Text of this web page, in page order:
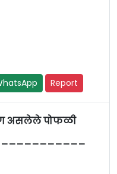
Report
असलेले पोफळी